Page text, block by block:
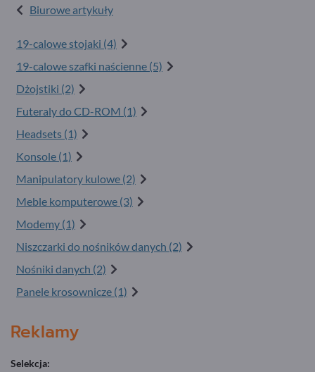
Biurowe artykuły
19-calowe stojaki (4)
19-calowe szafki naścienne (5)
Dżojstiki (2)
Futeraly do CD-ROM (1)
Headsets (1)
Konsole (1)
Manipulatory kulowe (2)
Meble komputerowe (3)
Modemy (1)
Niszczarki do nośników danych (2)
Nośniki danych (2)
Panele krosownicze (1)
Reklamy
Selekcja: